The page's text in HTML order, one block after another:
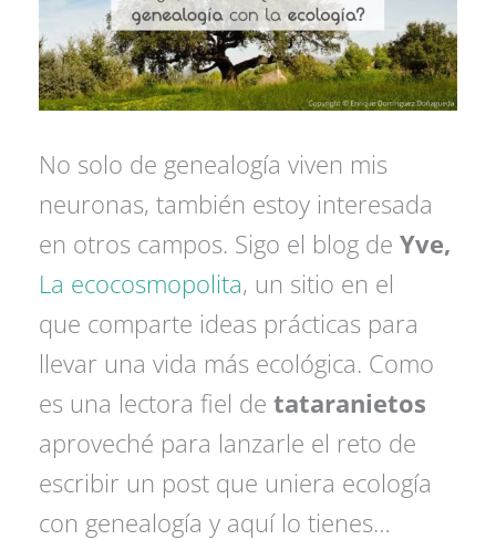
No solo de genealogía viven mis
neuronas, también estoy interesada
en otros campos. Sigo el blog deYve,
La ecocosmopolita, un sitio en el
que comparte ideas prácticas para
llevar una vida más ecológica. Como
es una lectora fiel detataranietos
aproveché para lanzarle el reto de
escribir un post que uniera ecología
con genealogía y aquí lo tienes…